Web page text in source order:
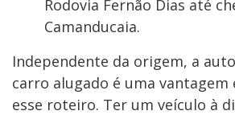
Rodovia Fernão Dias até
Camanducaia.
Independente da origem, a
carro alugado é uma
esse roteiro. Ter um veículo à